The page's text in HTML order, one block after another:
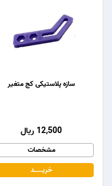
سازه پلاستیکی کج متغیر
12,500 ریال
مشخصات
خریـــــــد